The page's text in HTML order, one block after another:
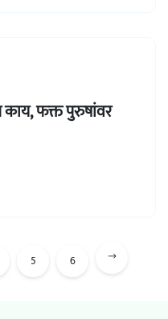
फक्त पुरुषांवर
5 6